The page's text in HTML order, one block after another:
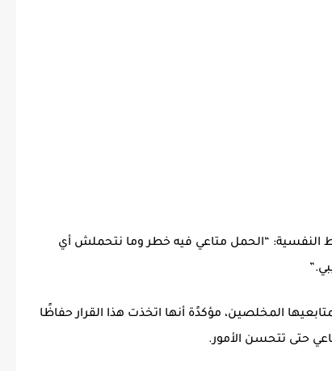
النفسية: “الحمل متاعي فيه خطر وما نتحملش أي
المخلصين، مؤكدًة أنها اتخذت هذا القرار حفاظًا
حتى تتحسن الأمور.